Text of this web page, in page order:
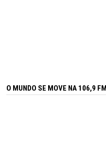
O MUNDO SE MOVE NA 106,9 FM